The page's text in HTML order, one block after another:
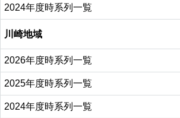
2024年度時系列一覧
川崎地域
2026年度時系列一覧
2025年度時系列一覧
2024年度時系列一覧